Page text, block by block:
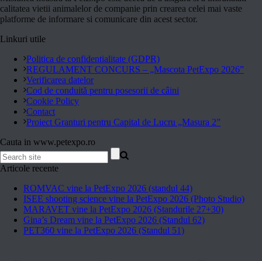
calitatea vietii animalelor de companie prin crearea celei mai vaste
platforme de informare si comunicare din acest sector.
Linkuri utile
Politica de confidentialitate (GDPR)
REGULAMENT CONCURS – „Mascota PetExpo 2026”
Verificarea datelor
Cod de conduită pentru posesorii de câini
Cookie Policy
Contact
Proiect Granturi pentru Capital de Lucru „Masura 2”
Cauta in www.petexpo.ro
Articole recente
ROMVAC vine la PetExpo 2026 (standul 44)
ISEE shooting science vine la PetExpo 2026 (Photo Studio)
MARAVET vine la PetExpo 2026 (Standurile 27+30)
Gina’s Dream vine la PetExpo 2026 (Standul 62)
PET360 vine la PetExpo 2026 (Standul 51)